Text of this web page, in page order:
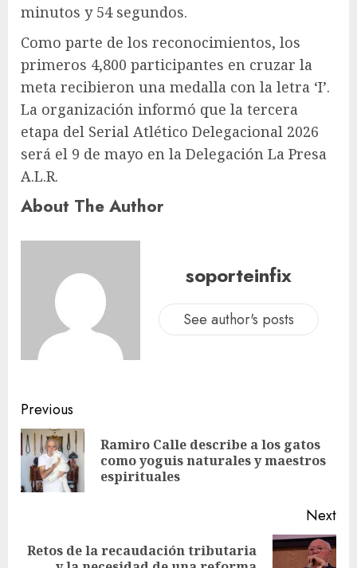
minutos y 54 segundos.
Como parte de los reconocimientos, los
primeros 4,800 participantes en cruzar la
meta recibieron una medalla con la letra ‘I’.
La organización informó que la tercera
etapa del Serial Atlético Delegacional 2026
será el 9 de mayo en la Delegación La Presa
A.L.R.
About The Author
soporteinfix
See author's posts
Previous
Ramiro Calle describe a los gatos
como yoguis naturales y maestros
espirituales
Next
Retos de la recaudación tributaria